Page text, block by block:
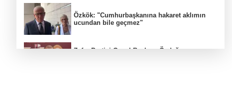
Özkök: "Cumhurbaşkanına hakaret aklımın
ucundan bile geçmez"
Zafer Partisi Genel Başkanı Özdağ: